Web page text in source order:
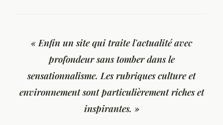
« Enfin un site qui traite l'actualité avec
profondeur sans tomber dans le
sensationnalisme. Les rubriques culture et
environnement sont particulièrement riches et
inspirantes. »